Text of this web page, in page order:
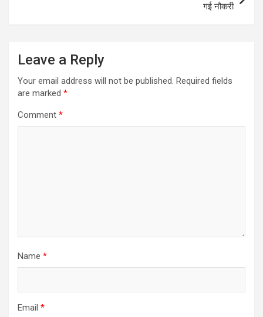
गई नौकरी
Leave a Reply
Your email address will not be published. Required fields
are marked *
Comment *
Name *
Email *